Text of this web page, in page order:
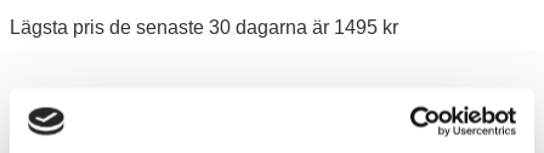
Lägsta pris de senaste 30 dagarna är 1495 kr